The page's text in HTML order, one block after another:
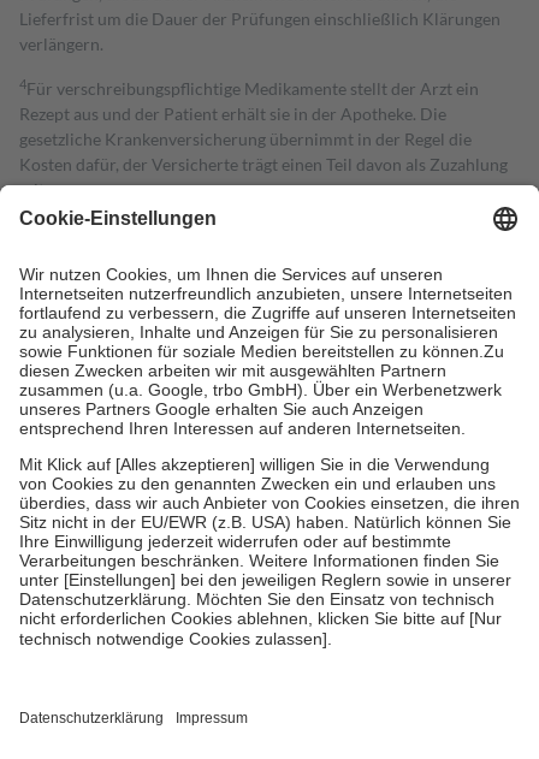
Lieferfrist um die Dauer der Prüfungen einschließlich Klärungen
verlängern.
4Für verschreibungspflichtige Medikamente stellt der Arzt ein
Rezept aus und der Patient erhält sie in der Apotheke. Die
gesetzliche Krankenversicherung übernimmt in der Regel die
Kosten dafür, der Versicherte trägt einen Teil davon als Zuzahlung
mit.
Grundsätzlich leisten Mitglieder Zuzahlungen in Höhe von zehn
höchstens zehn Euro.
Es sind jedoch nie mehr als die tatsächlichen
Kosten der Leistung zu entrichten.
Diese Regeln gelten grundsätzlich auch für Online-Apotheken.
Bei Heilmitteln und häuslicher Krankenpflege beträgt die
Zuzahlung zehn Prozent der Kosten sowie zehn Euro je
Verordnung.
Um das Engagement der Versicherten für ihre eigene Gesundheit zu
stärken und die besondere Stellung der Familie zu unterstützen,
fallenkeine Zuzahlungenan bei:
• Kindern und Jugendlichen bis zum vollendeten 18. Lebensjahr
mit Ausnahme der Fahrkosten
• Untersuchungen zur Vorsorge und Früherkennung, die von der
GKV getragen werden
• empfohlenen Schutzimpfungen
• Harn- und Blutteststreifen
getroffen, um sicherzustellen, dass es sich um echte Bewertungen